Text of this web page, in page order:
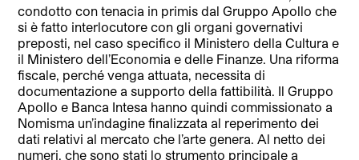
condotto con tenacia in primis dal Gruppo Apollo che
si è fatto interlocutore con gli organi governativi
preposti, nel caso specifico il Ministero della Cultura e
il Ministero dell’Economia e delle Finanze. Una riforma
fiscale, perché venga attuata, necessita di
documentazione a supporto della fattibilità. Il Gruppo
Apollo e Banca Intesa hanno quindi commissionato a
Nomisma un’indagine finalizzata al reperimento dei
dati relativi al mercato che l’arte genera. Al netto dei
numeri, che sono stati lo strumento principale a